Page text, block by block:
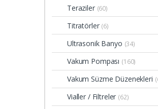
Teraziler (60)
Titratörler (6)
Ultrasonik Banyo (34)
Vakum Pompası (160)
Vakum Süzme Düzenekleri
Vialler / Filtreler (62)